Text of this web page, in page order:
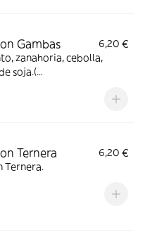
Gambas
6,20 €
zanahoria, cebolla,
soja.(
Ternera
6,20 €
Ternera.